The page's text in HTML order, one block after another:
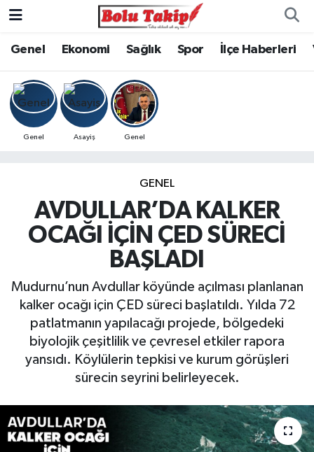
Genel Ekonomi Sağlık Spor İlçe Haberleri
Genel Asayiş Genel
GENEL
AVDULLAR’DA KALKER
OCAĞI İÇİN ÇED SÜRECİ
BAŞLADI
Mudurnu’nun Avdullar köyünde açılması planlanan
kalker ocağı için ÇED süreci başlatıldı. Yılda 72
patlatmanın yapılacağı projede, bölgedeki
biyolojik çeşitlilik ve çevresel etkiler rapora
yansıdı. Köylülerin tepkisi ve kurum görüşleri
sürecin seyrini belirleyecek.